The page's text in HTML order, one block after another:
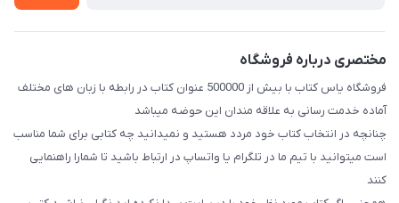
مختصری درباره فروشگاه
فروشگاه یاس کتاب با بیش از 500000 عنوان کتاب در رابطه با زبان های مختلف
آماده خدمت رسانی به علاقه مندان این حوضه میباشد
چنانچه در انتخاب کتاب خود مردد هستید و نمیدانید چه کتابی برای شما مناسب
است میتوانید با تیم ما در تلگرام یا واتساپ در ارتباط باشید تا شما‌را راهنمایی
کنند